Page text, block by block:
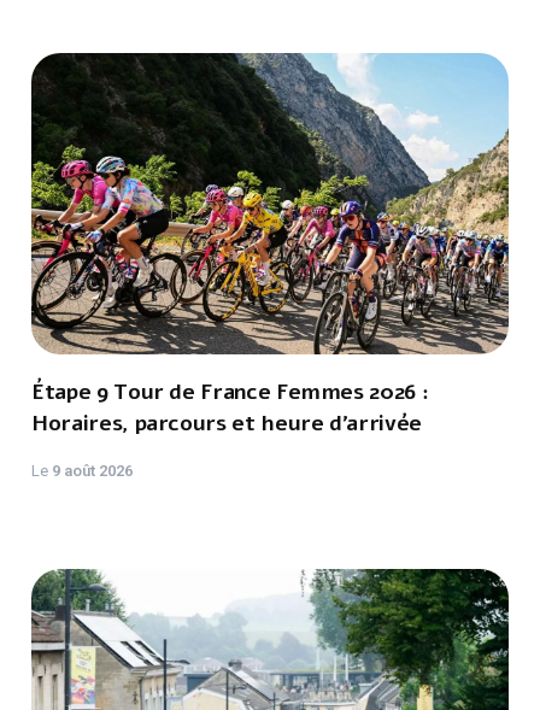
Étape 9 Tour de France Femmes 2026 :
Horaires, parcours et heure d’arrivée
Le 9 août 2026